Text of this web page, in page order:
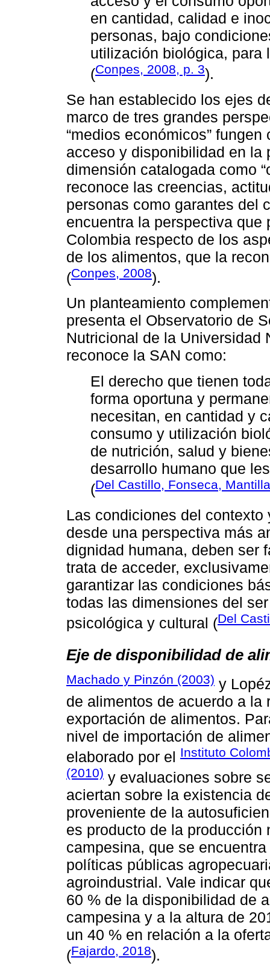
en cantidad, calidad e
personas, bajo
utilización biológica, para
(Conpes, 2008, p. 3).
Se han establecido los ejes
marco de tres grandes
“medios económicos”
acceso y disponibilidad en la
dimensión catalogada como
reconoce las creencias,
personas como garantes del
encuentra la perspectiva
Colombia respecto de los
de los alimentos, que la
(Conpes, 2008).
Un planteamiento
presenta el Observatorio de
Nutricional de la Universidad
reconoce la SAN como:
El derecho que tienen
forma oportuna y
necesitan, en cantidad y
consumo y utilización
de nutrición, salud y
desarrollo humano que
(Del Castillo, Fonseca,
Las condiciones del
desde una perspectiva más
dignidad humana, deben ser
trata de acceder,
garantizar las condiciones
todas las dimensiones del
psicológica y cultural (Del
Eje de disponibilidad de
Machado y Pinzón (2003) y
de alimentos de acuerdo a
exportación de alimentos.
nivel de importación de
elaborado por el Instituto
(2010) y evaluaciones sobre
aciertan sobre la existencia
proveniente de la
es producto de la
campesina, que se
políticas públicas
agroindustrial. Vale indicar
60 % de la disponibilidad de
campesina y a la altura de
un 40 % en relación a la
(Fajardo, 2018).